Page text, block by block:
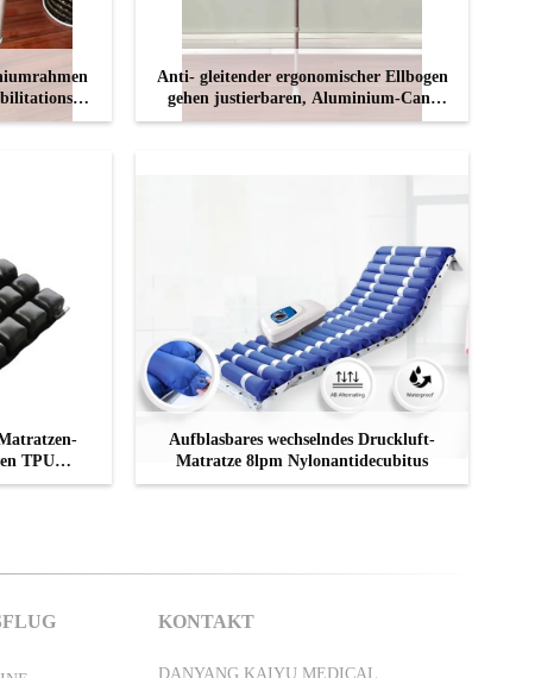
Anti- gleitender ergonomischer Ellbogen
gehen justierbaren, Aluminium-Cane
Walker Crutches auf Krücken
TPU
Aufblasbares wechselndes Druckluft-
Matratze 8lpm Nylonantidecubitus
KONTAKT
DANYANG KAIYU MEDICAL